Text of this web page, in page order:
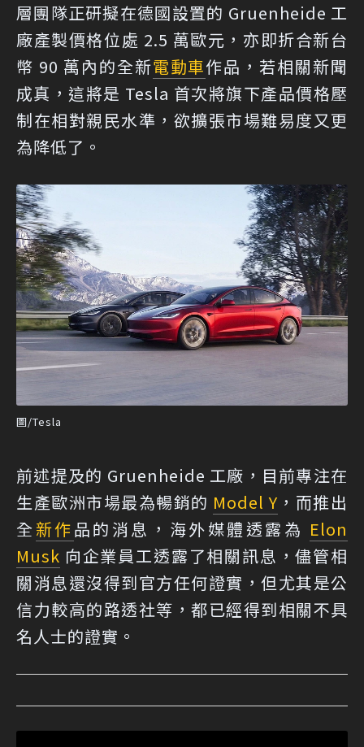
層團隊正研擬在德國設置的 Gruenheide 工
廠產製價格位處 2.5 萬歐元，亦即折合新台
幣 90 萬內的全新電動車作品，若相關新聞
成真，這將是 Tesla 首次將旗下產品價格壓
制在相對親民水準，欲擴張市場難易度又更
為降低了。
圖/Tesla
前述提及的 Gruenheide 工廠，目前專注在
生產歐洲市場最為暢銷的 Model Y ，而推出
全 新作品的消息，海外媒體透露為 Elon
Musk 向企業員工透露了相關訊息，儘管相
關消息還沒得到官方任何證實，但尤其是公
信力較高的路透社等，都已經得到相關不具
名人士的證實。